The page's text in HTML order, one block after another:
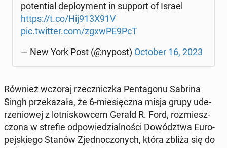
po­ten­tial de­ploy­ment in support of Israel
https://t.co/Hij913X91V
pic.twitter.com/zgxwPE9PcT
— New York Post (@nypost) October 16, 2023
Również wczoraj rzecz­nicz­ka Pen­ta­go­nu Sabrina
Singh prze­ka­za­ła, że 6-mie­sięcz­na misja grupy ude­
rze­nio­wej z lot­ni­skow­cem Gerald R. Ford, roz­miesz­
czo­na w strefie od­po­wie­dzial­no­ści Do­wódz­twa Eu­ro­
pej­skie­go Stanów Zjed­no­czo­nych, która zbliża się do